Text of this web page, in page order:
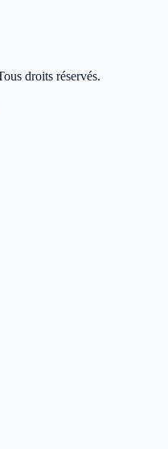
droits réservés.